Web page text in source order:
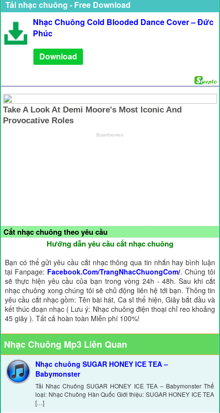
Tải nhạc chuông - Free Download
Nhạc Chuông Cold Blooded Dance Cover – Đức
Phúc
Download
Cắt nhạc chuông theo yêu cầu
Hướng dẫn yêu cầu cắt nhạc chuông
Bạn có thể gửi yêu cầu cắt nhạc thông qua tin nhắn hay bình luận
tại Fanpage: Facebook.Com/TrangNhacChuongCom/. Chúng tôi
sẽ thực hiện yêu cầu của bạn trong vòng 24h - 48h. Sau khi cắt
nhạc chuông xong chúng tôi sẽ chủ động liên hệ tới bạn. Thông tin
yêu cầu cắt nhạc gồm: Tên bài hát, Ca sĩ thể hiện, Giây bắt đầu và
kết thúc đoạn nhạc ( Lưu ý: Nhạc chuông điện thoại chỉ reo khoảng
45 giây ). Tất cả hoàn toàn Miễn phí 100%!
Nhạc Chuông Mp3 Liên Quan
Nhạc chuông SUGAR HONEY ICE TEA –
Babymonster
Tải Nhạc Chuông SUGAR HONEY ICE TEA – Babymonster Thể
loại: Nhạc Chuông Hàn Quốc Giới thiệu: SUGAR HONEY ICE TEA
[…]